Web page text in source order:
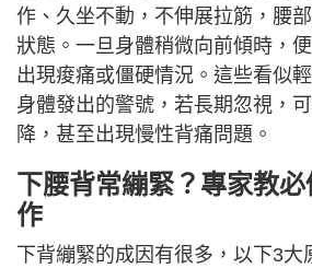
作、久坐不動，不伸展拉筋，腰
狀態。一旦身體稍微向前傾時，
出現痠痛或僵硬情況。這些看似
身體發出的警號，若長期忽視，
降，甚至出現慢性背痛問題。
下腰背常繃緊？專家教
作
下背繃緊的成因有很多，以下3